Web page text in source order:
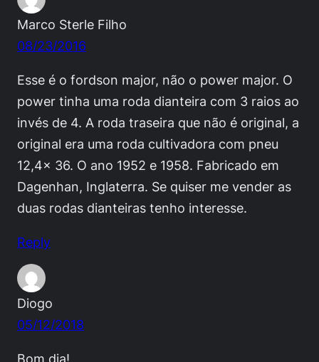
Marco Sterle Filho
08/23/2016
Esse é o fordson major, não o power major. O
power tinha uma roda dianteira com 3 raios ao
invés de 4. A roda traseira que não é original, a
original era uma roda cultivadora com pneu
12,4x 36. O ano 1952 e 1958. Fabricado em
Dagenhan, Inglaterra. Se quiser me vender as
duas rodas dianteiras tenho interesse.
Reply
Diogo
05/12/2018
Bom dia!